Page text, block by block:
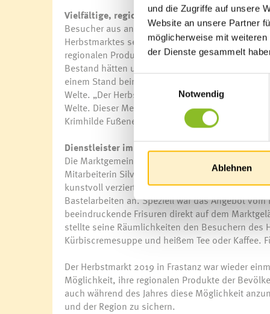
und die Zugriffe auf unsere
Website an unsere Partner
möglicherweise mit
der Dienste gesammelt
Einwilligungsauswahl
Notwendig
Ablehnen
Vielfältige, regionale Angebote
Besucher aus anderen Gemeinden der Region
Herbstmarktes sehr erfreut. Auch
regionalen Produkte und den Einkauf im Dorf.
Bestand hätten und überleben könnten. Dies
einem Stand beim Herbstmarkt vertreten war.
Welte. „Der Herbstmarkt ist eine einmalige
Welte. Dieser Meinung waren auch unsere
Krimhilde Fußenegger, die an ihrem Stand eine
Dienstleister im „Schaufenster“
Die Marktgemeinde Frastanz war ebenfalls mit
Mitarbeiterin Silvia Auer gestaltete einen
kunstvoll verzierte Figur, die zahlreiche Blicke
Bastelarbeiten an. Speziell war das Angebot
beeindruckende Frisuren direkt auf dem
stellte seine Räumlichkeiten den Besuchern des
Kürbiscremesuppe und heißem Tee oder Kaffee.
Der Herbstmarkt 2019 in Frastanz war wieder
Möglichkeit, ihre regionalen Produkte der
auch während des Jahres diese Möglichkeit
und der Region zu sichern.